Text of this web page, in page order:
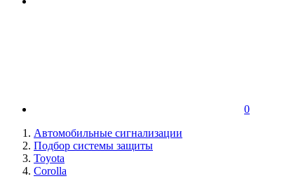
0
Автомобильные сигнализации
Подбор системы защиты
Toyota
Corolla